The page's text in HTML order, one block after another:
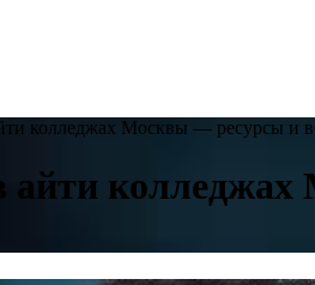
колледжах Москвы — ресурсы и
айти